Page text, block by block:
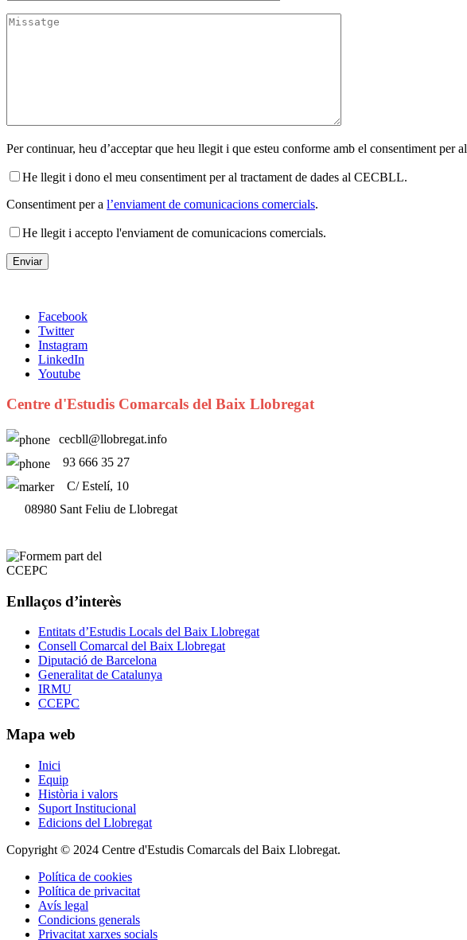
Per continuar, heu d’acceptar que heu llegit i que esteu conforme amb el consentiment per al
He llegit i dono el meu consentiment per al tractament de dades al CECBLL.
Consentiment per a l’enviament de comunicacions comercials.
He llegit i accepto l'enviament de comunicacions comercials.
Facebook
Twitter
Instagram
LinkedIn
Youtube
Centre d'Estudis Comarcals del Baix Llobregat
cecbll@llobregat.info
93 666 35 27
C/ Estelí, 10
08980 Sant Feliu de Llobregat
Enllaços d’interès
Entitats d’Estudis Locals del Baix Llobregat
Consell Comarcal del Baix Llobregat
Diputació de Barcelona
Generalitat de Catalunya
IRMU
CCEPC
Mapa web
Inici
Equip
Història i valors
Suport Institucional
Edicions del Llobregat
Copyright © 2024 Centre d'Estudis Comarcals del Baix Llobregat.
Política de cookies
Política de privacitat
Avís legal
Condicions generals
Privacitat xarxes socials